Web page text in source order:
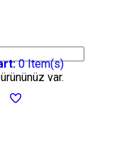
0Item(s)
ürününüz var.